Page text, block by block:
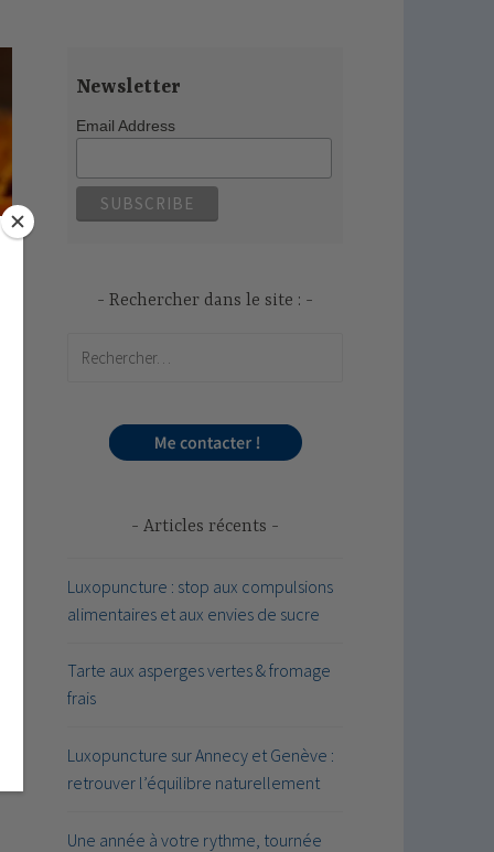
Newsletter
Email Address
Rechercher dans le site :
Articles récents
Luxopuncture : stop aux compulsions
alimentaires et aux envies de sucre
Tarte aux asperges vertes & fromage
frais
Luxopuncture sur Annecy et Genève :
retrouver l’équilibre naturellement
Une année à votre rythme, tournée